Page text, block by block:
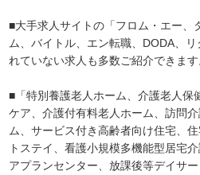
■大手求人サイトの「フロム・エー、
ム、バイトル、エン転職、DODA、
れていない求人も多数ご紹介できます
■「特別養護老人ホーム、介護老人保
ケア、介護付有料老人ホーム、訪問
ム、サービス付き高齢者向け住宅、
トステイ、看護小規模多機能型居宅
アプランセンター、放課後等デイサ